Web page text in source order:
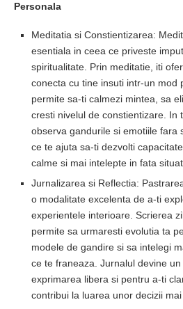
Personala
Meditatia si Constientizarea:
esentiala in ceea ce priveste
spiritualitate. Prin meditatie, iti
conecta cu tine insuti intr-un mod
permite sa-ti calmezi mintea, sa
cresti nivelul de constientizare. In
observa gandurile si emotiile fara
ce te ajuta sa-ti dezvolti
calme si mai intelepte in fata
Jurnalizarea si Reflectia:
o modalitate excelenta de a-ti
experientele interioare. Scrierea
permite sa urmaresti evolutia ta
modele de gandire si sa intelegi
ce te franeaza. Jurnalul devine
exprimarea libera si pentru a-ti
contribui la luarea unor decizii